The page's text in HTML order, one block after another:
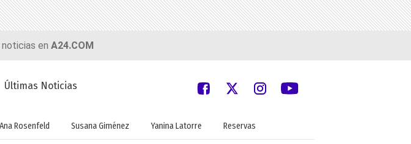
en A24.COM
Últimas Noticias
Ana Rosenfeld Susana Giménez Yanina Latorre Reservas